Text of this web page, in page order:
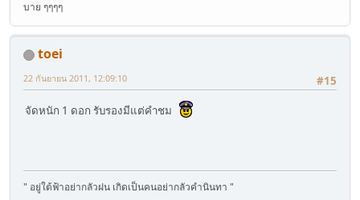
บาย ๆๆๆๆ
toei
#15
22 กันยายน 2011, 12:09:10
จัดหนัก 1 ดอก รับรองมีแต่คำชม
" อยู่ใต้ฟ้าอย่ากลัวฝน เกิดเป็นคนอย่ากลัวคำนินทา "